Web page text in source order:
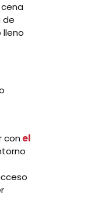
de
lleno
con el